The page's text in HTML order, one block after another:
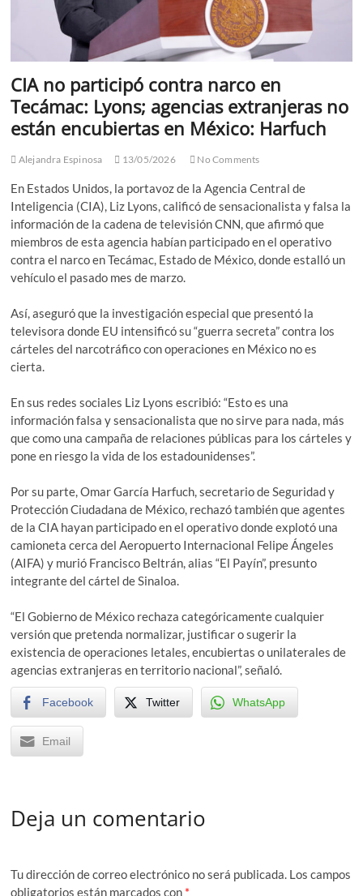
CIA no participó contra narco en
Tecámac: Lyons; agencias extranjeras no
están encubiertas en México: Harfuch
Alejandra Espinosa 13/05/2026 No Comments
En Estados Unidos, la portavoz de la Agencia Central de
Inteligencia (CIA), Liz Lyons, calificó de sensacionalista y falsa la
información de la cadena de televisión CNN, que afirmó que
miembros de esta agencia habían participado en el operativo
contra el narco en Tecámac, Estado de México, donde estalló un
vehículo el pasado mes de marzo.
Así, aseguró que la investigación especial que presentó la
televisora donde EU intensificó su “guerra secreta” contra los
cárteles del narcotráfico con operaciones en México no es
cierta.
En sus redes sociales Liz Lyons escribió: “Esto es una
información falsa y sensacionalista que no sirve para nada, más
que como una campaña de relaciones públicas para los cárteles y
pone en riesgo la vida de los estadounidenses”.
Por su parte, Omar García Harfuch, secretario de Seguridad y
Protección Ciudadana de México, rechazó también que agentes
de la CIA hayan participado en el operativo donde explotó una
camioneta cerca del Aeropuerto Internacional Felipe Ángeles
(AIFA) y murió Francisco Beltrán, alias “El Payín”, presunto
integrante del cártel de Sinaloa.
“El Gobierno de México rechaza categóricamente cualquier
versión que pretenda normalizar, justificar o sugerir la
existencia de operaciones letales, encubiertas o unilaterales de
agencias extranjeras en territorio nacional”, señaló.
Facebook Twitter WhatsApp
Email
Deja un comentario
Tu dirección de correo electrónico no será publicada. Los campos
obligatorios están marcados con *